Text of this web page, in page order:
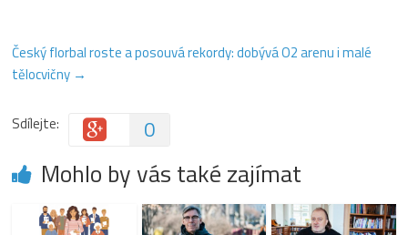
Český florbal roste a posouvá rekordy: dobývá O2 arenu i malé
tělocvičny →
Sdílejte: 0
Mohlo by vás také zajímat